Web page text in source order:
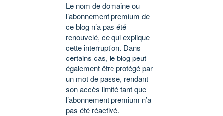
Le nom de domaine ou
l’abonnement premium de
ce blog n’a pas été
renouvelé, ce qui explique
cette interruption. Dans
certains cas, le blog peut
également être protégé par
un mot de passe, rendant
son accès limité tant que
l’abonnement premium n’a
pas été réactivé.